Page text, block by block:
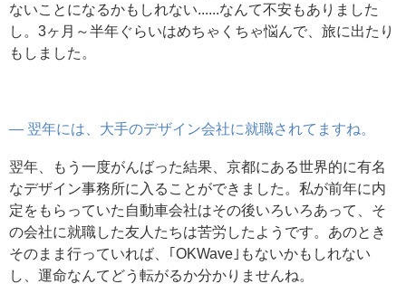
ないことになるかもしれない......なんて不安もありました
し。3ヶ月～半年ぐらいはめちゃくちゃ悩んで、旅に出たり
もしました。
― 翌年には、大手のデザイン会社に就職されてますね。
翌年、もう一度がんばった結果、京都にある世界的に有名
なデザイン事務所に入ることができました。私が前年に内
定をもらっていた自動車会社はその後いろいろあって、そ
の会社に就職した友人たちは苦労したようです。あのとき
そのまま行っていれば、｢OKWave｣もないかもしれない
し、運命なんてどう転がるか分かりませんね。